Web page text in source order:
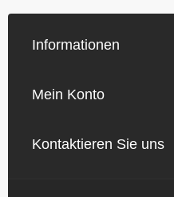
Informationen
Mein Konto
Kontaktieren Sie uns